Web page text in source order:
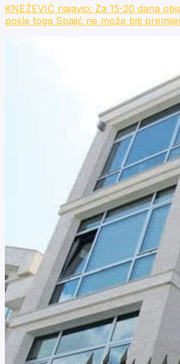
KNEŽEVIĆ najavio: Za 15-20 dana
posle toga Spajić ne može biti